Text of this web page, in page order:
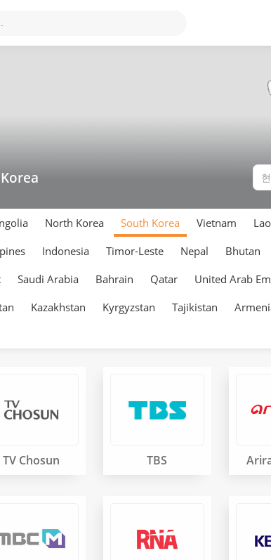
North Korea South Korea Vietnam
Indonesia Timor-Leste Nepal Bhutan
Saudi Arabia Bahrain Qatar United Arab
Kazakhstan Kyrgyzstan Tajikistan
TV Chosun TBS